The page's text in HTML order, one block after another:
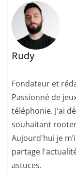
Rudy
Fondateur et
Passionné de
téléphonie. J'ai
souhaitant
Aujourd'hui je
partage
astuces.